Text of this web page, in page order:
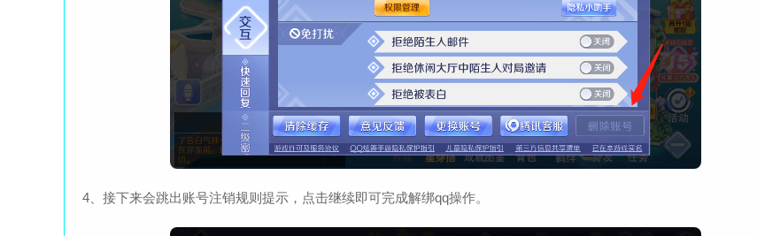
4、接下来会跳出账号注销规则提示，点击继续即可完成解绑qq操作。